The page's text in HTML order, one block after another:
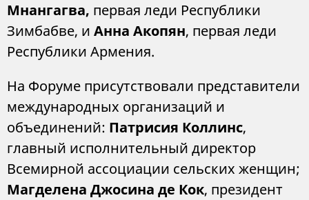
Мнангагва, первая леди Республики
Зимбабве, и Анна Акопян, первая леди
Республики Армения.
На Форуме присутствовали представители
международных организаций и
объединений: Патрисия Коллинс,
главный исполнительный директор
Всемирной ассоциации сельских женщин;
Магделена Джосина де Кок, президент